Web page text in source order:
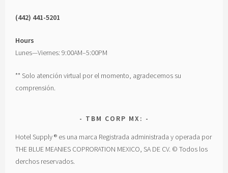
(442) 441-5201
Hours
Lunes—Viernes: 9:00AM–5:00PM
** Solo atención virtual por el momento, agradecemos su
comprensión.
TBM CORP MX:
Hotel Supply ® es una marca Registrada administrada y operada por
THE BLUE MEANIES COPRORATION MEXICO, SA DE CV. © Todos los
derchos reservados.